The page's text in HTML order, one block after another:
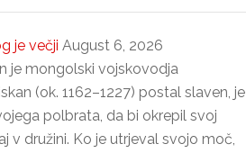
je večji August 6, 2026
je mongolski vojskovodja
(ok. 1162–1227) postal slaven, je
polbrata, da bi okrepil svoj
v družini. Ko je utrjeval svojo moč,